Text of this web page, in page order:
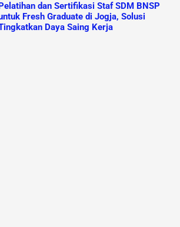
Pelatihan dan Sertifikasi Staf SDM BNSP
Fresh Graduate di Jogja, Solusi
Daya Saing Kerja